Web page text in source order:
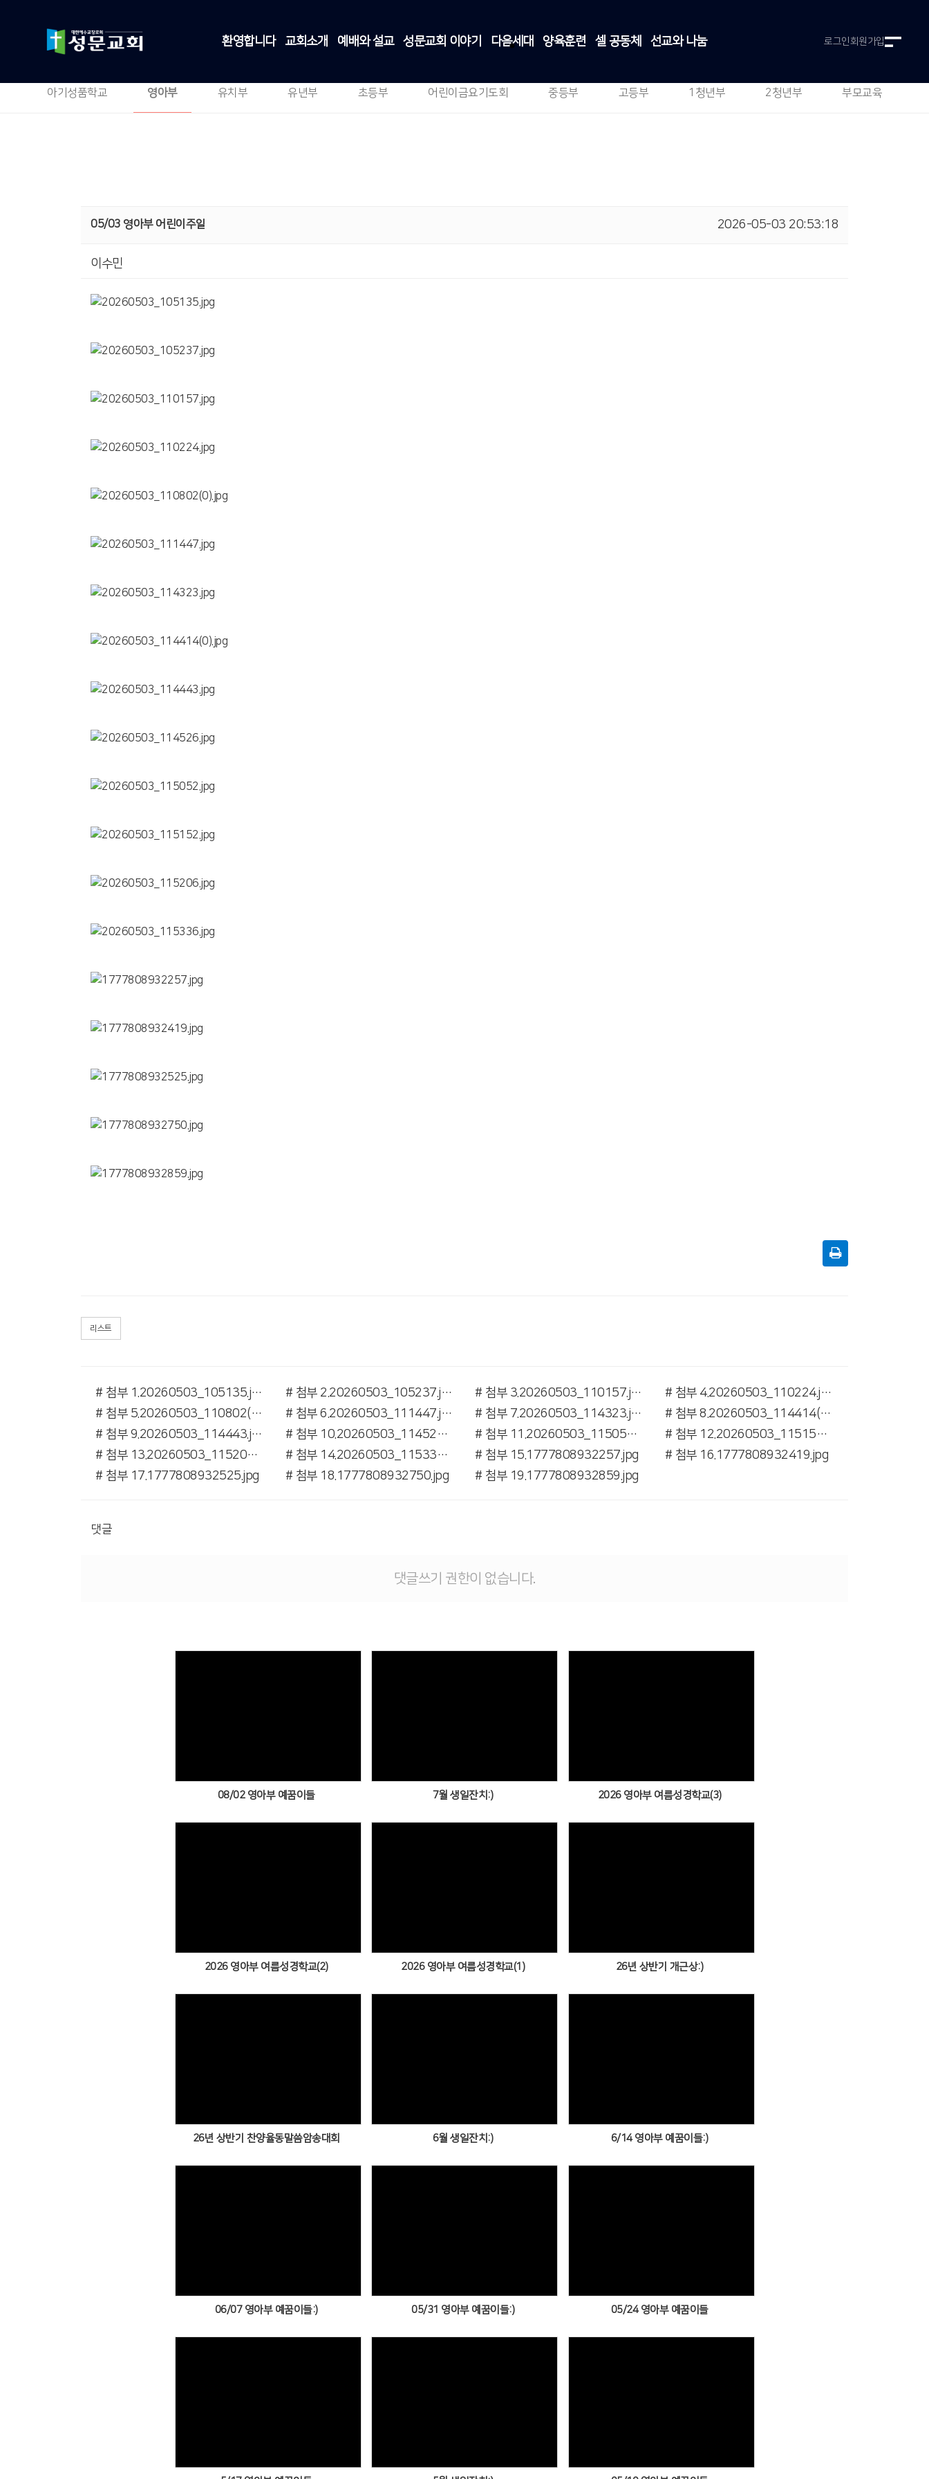
환영합니다 교회소개 예배와 설교 성문교회 이야기 다음세대 양육훈련 셀 공동체 선교와 나눔 로그인회원가입
아기성품학교 영아부 유치부 유년부 초등부 어린이금요기도회 중등부 고등부 1청년부 2청년부 부모교육
05/03 영아부 어린이주일 2026-05-03 20:53:18
이수민
리스트
# 첨부 1.20260503_105135.jpg # 첨부 2.20260503_105237.jpg # 첨부 3.20260503_110157.jpg
# 첨부 4.20260503_110224.jpg
# 첨부 5.20260503_110802(0).jpg
# 첨부 6.20260503_111447.jpg # 첨부 7.20260503_114323.jpg
# 첨부 8.20260503_114414(0).jpg
# 첨부 9.20260503_114443.jpg
# 첨부 10.20260503_114526.jpg # 첨부 11.20260503_115052.jpg
# 첨부 12.20260503_115152.jpg
# 첨부 13.20260503_115206.jpg
# 첨부 14.20260503_115336.jpg # 첨부 15.1777808932257.jpg
# 첨부 16.1777808932419.jpg
# 첨부 17.1777808932525.jpg
# 첨부 18.1777808932750.jpg # 첨부 19.1777808932859.jpg
댓글
댓글쓰기 권한이 없습니다.
08/02 영아부 예꿈이들 7월 생일잔치:) 2026 영아부 여름성경학교(3)
2026 영아부 여름성경학교(2) 2026 영아부 여름성경학교(1) 26년 상반기 개근상:)
26년 상반기 찬양율동말씀암송대회 6월 생일잔치:) 6/14 영아부 예꿈이들:)
06/07 영아부 예꿈이들:) 05/31 영아부 예꿈이들:) 05/24 영아부 예꿈이들